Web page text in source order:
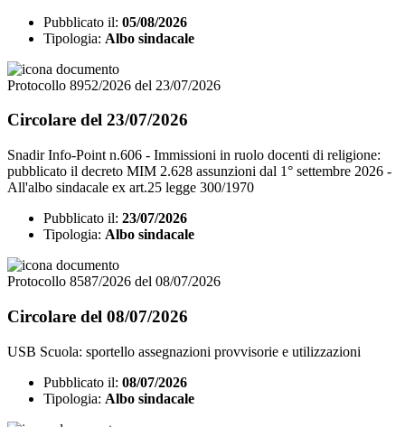
Pubblicato il: 05/08/2026
Tipologia: Albo sindacale
Protocollo 8952/2026 del 23/07/2026
Circolare del 23/07/2026
Snadir Info-Point n.606 - Immissioni in ruolo docenti di religione:
pubblicato il decreto MIM 2.628 assunzioni dal 1° settembre 2026 -
All'albo sindacale ex art.25 legge 300/1970
Pubblicato il: 23/07/2026
Tipologia: Albo sindacale
Protocollo 8587/2026 del 08/07/2026
Circolare del 08/07/2026
USB Scuola: sportello assegnazioni provvisorie e utilizzazioni
Pubblicato il: 08/07/2026
Tipologia: Albo sindacale